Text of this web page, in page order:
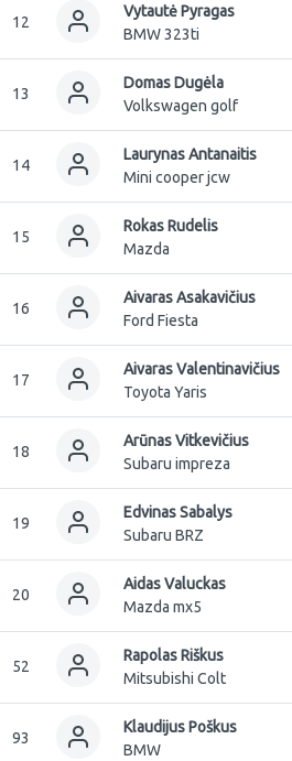
12
Vytautė Pyragas
BMW 323ti
13
Domas Dugėla
Volkswagen golf
14
Laurynas Antanaitis
Mini cooper jcw
15
Rokas Rudelis
Mazda
16
Aivaras Asakavičius
Ford Fiesta
17
Aivaras Valentinavičius
Toyota Yaris
18
Arūnas Vitkevičius
Subaru impreza
19
Edvinas Sabalys
Subaru BRZ
20
Aidas Valuckas
Mazda mx5
52
Rapolas Riškus
Mitsubishi Colt
93
Klaudijus Poškus
BMW